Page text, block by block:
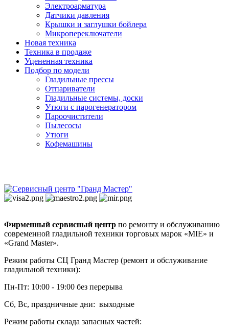
Электроарматура
Датчики давления
Крышки и заглушки бойлера
Микропереключатели
Новая техника
Техника в продаже
Уцененная техника
Подбор по модели
Гладильные прессы
Отпариватели
Гладильные системы, доски
Утюги с парогенератором
Пароочистители
Пылесосы
Утюги
Кофемашины
Фирменный сервисный центр по ремонту и обслуживанию
современной гладильной техники торговых марок «MIE» и
«Grand Master».
Режим работы СЦ Гранд Мастер (ремонт и обслуживание
гладильной техники):
Пн-Пт: 10:00 - 19:00 без перерыва
Сб, Вс, праздничные дни: выходные
Режим работы склада запасных частей: